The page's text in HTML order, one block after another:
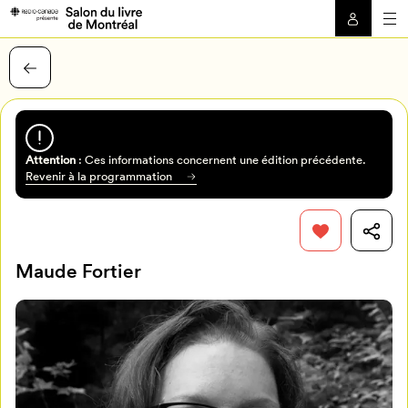
Attention: Ces informations concernent une édition précédente.
Revenir à la programmation
Maude Fortier